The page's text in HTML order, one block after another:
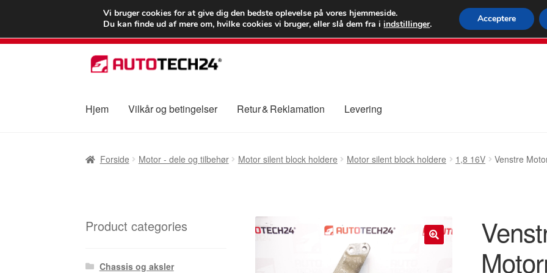
LEVERING fra 55 kr.
FEDEX
80 82
Spring
til
Spring
til
Hjem Vilkår og betingelser Retur & Reklamation Levering
Forside Motor - dele og tilbehør Motor silent block holdere Motor silent block holdere 1,8 16V Venstre
Product categories
Chassis og aksler
Vi bruger cookies for at give dig den bedste oplevelse på vores hjemmeside.
Du kan finde ud af mere om, hvilke cookies vi bruger, eller slå dem fra iindstillinger. Acceptere